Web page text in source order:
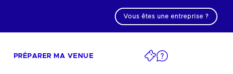
Vous êtes une entreprise ?
PRÉPARER MA VENUE